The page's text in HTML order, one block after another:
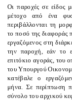
Οι παροχές σε είδος
μέτοχο από ένα
περιβάλλονται τη
το ποσό της διαφοράς
εργαζόμενος στη
την παροχή, εάν το
επιτόκιο αγοράς, του
του Υπουργού
κατέβαλε ο
μήνα. Σε περίπτωση
σύνολο του αρχικού